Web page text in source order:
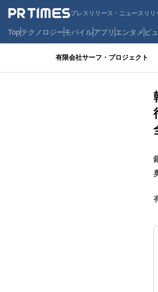
プレスリリース・ニュースリ
Topテクノロジーモバイルアプリ エンタメ ビ
有限会社サーフ・プロジェクト